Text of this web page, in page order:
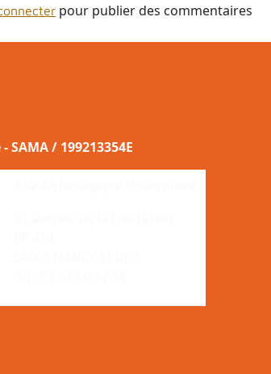
pour publier des commentaires
/ 199213354E